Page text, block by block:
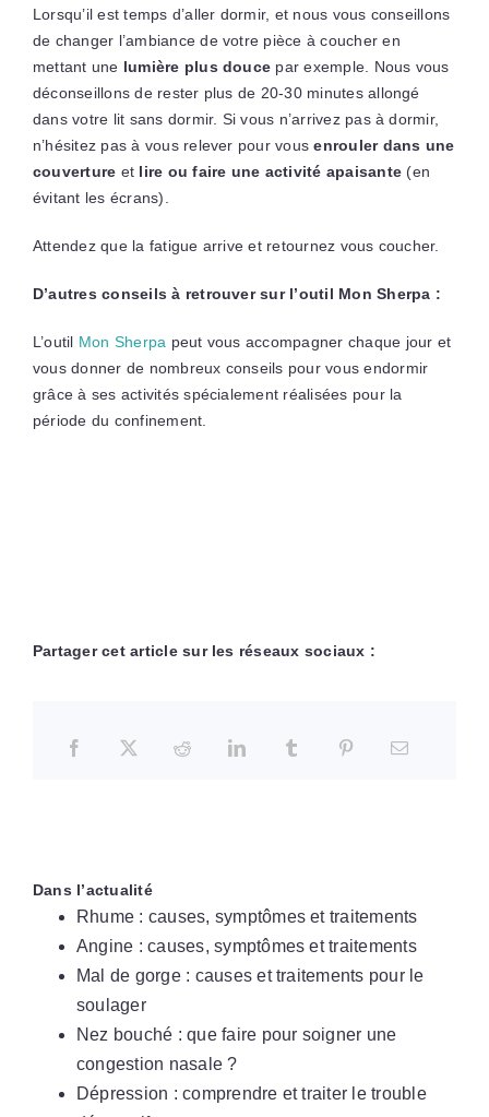
Lorsqu’il est temps d’aller dormir, et nous vous conseillons
de changer l’ambiance de votre pièce à coucher en
mettant une lumière plus douce par exemple. Nous vous
déconseillons de rester plus de 20-30 minutes allongé
dans votre lit sans dormir. Si vous n’arrivez pas à dormir,
n’hésitez pas à vous relever pour vousenrouler dans une
couverture et lire ou faire une activité apaisante (en
évitant les écrans).
Attendez que la fatigue arrive et retournez vous coucher.
D’autres conseils à retrouver sur l’outil Mon Sherpa :
L’outil Mon Sherpa peut vous accompagner chaque jour et
vous donner de nombreux conseils pour vous endormir
grâce à ses activités spécialement réalisées pour la
période du confinement.
Partager cet article sur les réseaux sociaux :
Dans l’actualité
Rhume : causes, symptômes et traitements
Angine : causes, symptômes et traitements
Mal de gorge : causes et traitements pour le
soulager
Nez bouché : que faire pour soigner une
congestion nasale ?
Dépression : comprendre et traiter le trouble